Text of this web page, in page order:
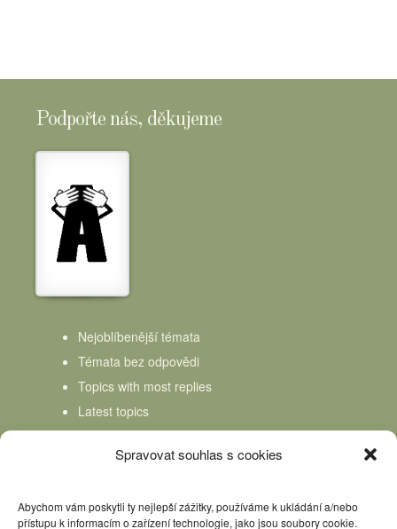
Spravovat souhlas s cookies
Abychom vám poskytli ty nejlepší zážitky, používáme k ukládání a/nebo
přístupu k informacím o zařízení technologie, jako jsou soubory cookie.
Podpořte nás, děkujeme
Nejoblíbenější témata
Témata bez odpovědi
Topics with most replies
Latest topics
Topics Freshness